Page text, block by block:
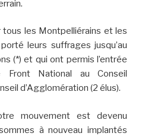
tous les Montpelliérains et les
leurs suffrages jusqu’au
(*) et qui ont permis l’entrée
Front National au Conseil
d’Agglomération (2 élus).
mouvement est devenu
à nouveau implantés